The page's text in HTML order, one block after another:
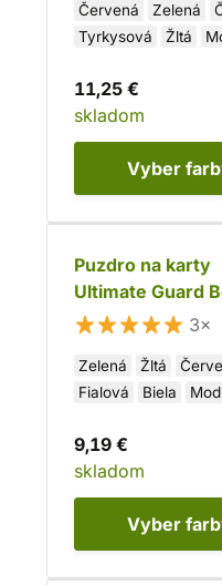
Červená Zelená
Tyrkysová
Žltá
11,25 €
skladom
Vyber
Puzdro na karty
Ultimate Guard
80+
3×
Zelená Žltá
Fialová
Biela
9,19 €
skladom
Vyber